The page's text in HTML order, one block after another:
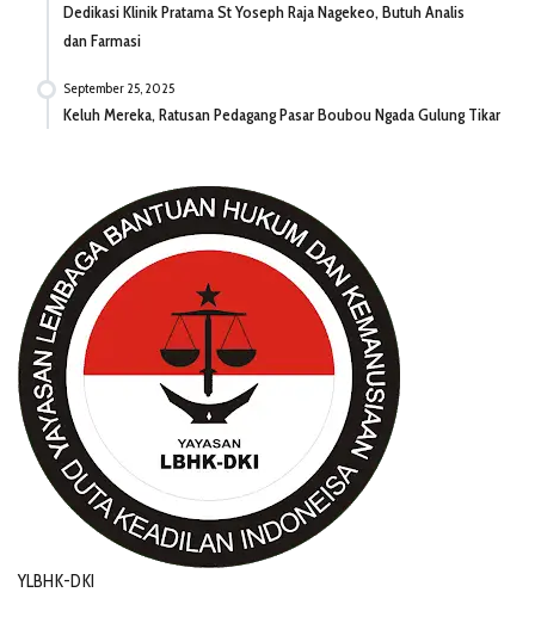
Dedikasi Klinik Pratama St Yoseph Raja Nagekeo, Butuh Analis
dan Farmasi
September 25, 2025
Keluh Mereka, Ratusan Pedagang Pasar Boubou Ngada Gulung Tikar
YLBHK-DKI